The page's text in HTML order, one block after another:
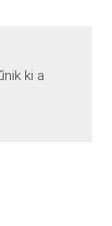
ki a